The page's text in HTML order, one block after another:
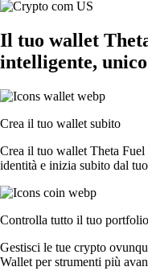
Il tuo wallet
intelligente, unico
Crea il tuo wallet subito
Crea il tuo wallet Theta
identità e inizia subito dal
Controlla tutto il tuo portfolio
Gestisci le tue crypto
Wallet per strumenti più